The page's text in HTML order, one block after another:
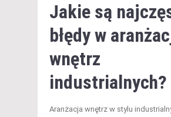
Jakie są
błędy w
wnętrz
industrialnych?
Aranżacja wnętrz w stylu